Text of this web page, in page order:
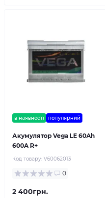
в наявності популярний
Акумулятор Vega LE 60Ah
600A R+
Код товару: V60062013
0
2 400грн.